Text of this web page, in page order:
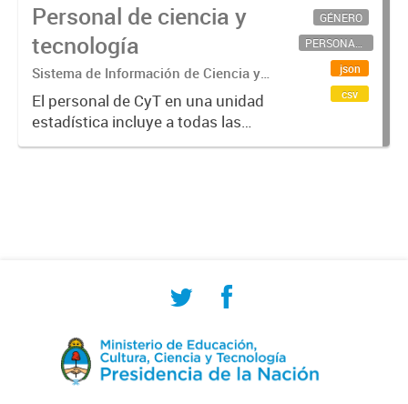
Personal de ciencia y
tecnología
Sistema de Información de Ciencia y
Tecnología Argentino (SICYTAR)
El personal de CyT en una unidad
estadística incluye a todas las
personas involucradas
GÉNERO
PERSONAL CIENTÍFICO-TECNOLÓGICO
json
csv